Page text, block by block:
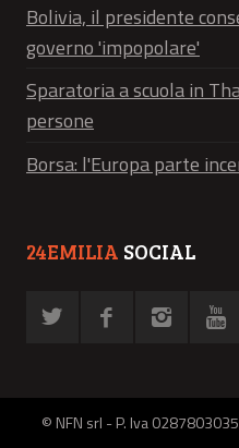
Bolivia, il presidente
governo 'impopolare'
Sparatoria a scuola in
persone
Borsa: l'Europa parte
24EMILIA SOCIAL
© NFN srl - P. Iva